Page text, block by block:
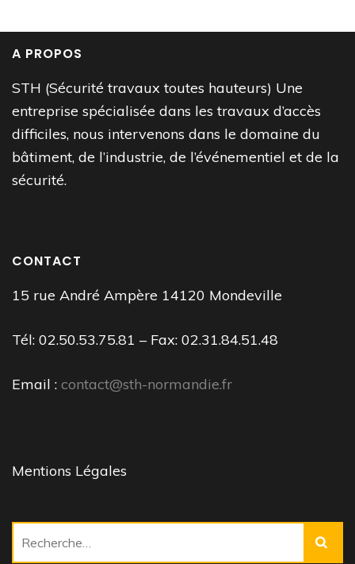
A PROPOS
STH (Sécurité travaux toutes hauteurs) Une
entreprise spécialisée dans les travaux d’accès
difficiles, nous intervenons dans le domaine du
bâtiment, de l’industrie, de l’événementiel et de la
sécurité.
CONTACT
15 rue André Ampère 14120 Mondeville
Tél: 02.50.53.75.81 – Fax: 02.31.84.51.48
Email : contact@sth-normandie.fr
Mentions Légales
Rechercher :